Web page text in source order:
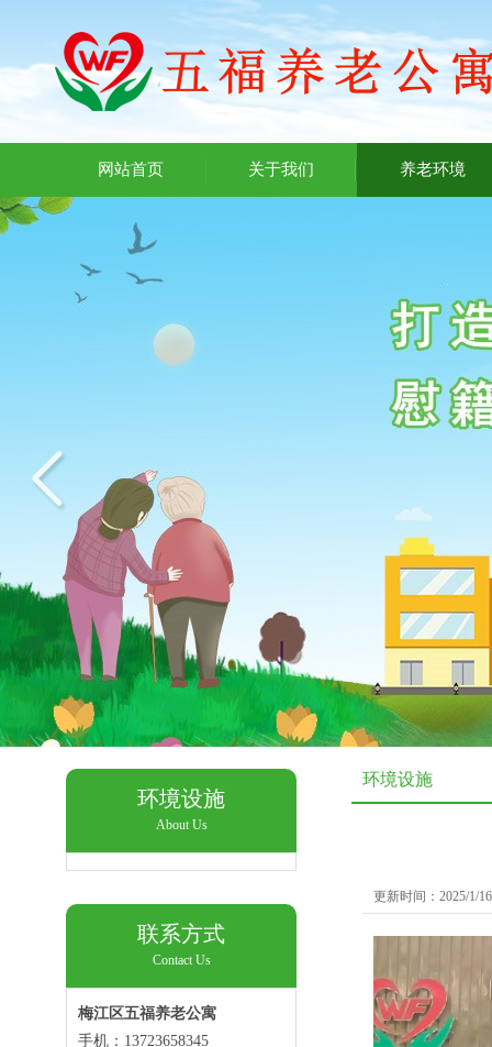
网站首页 关于我们 养老环境
环境设施
About Us
联系方式
Contact Us
梅江区五福养老公寓
手机：13723658345
环境设施
更新时间：2025/1/